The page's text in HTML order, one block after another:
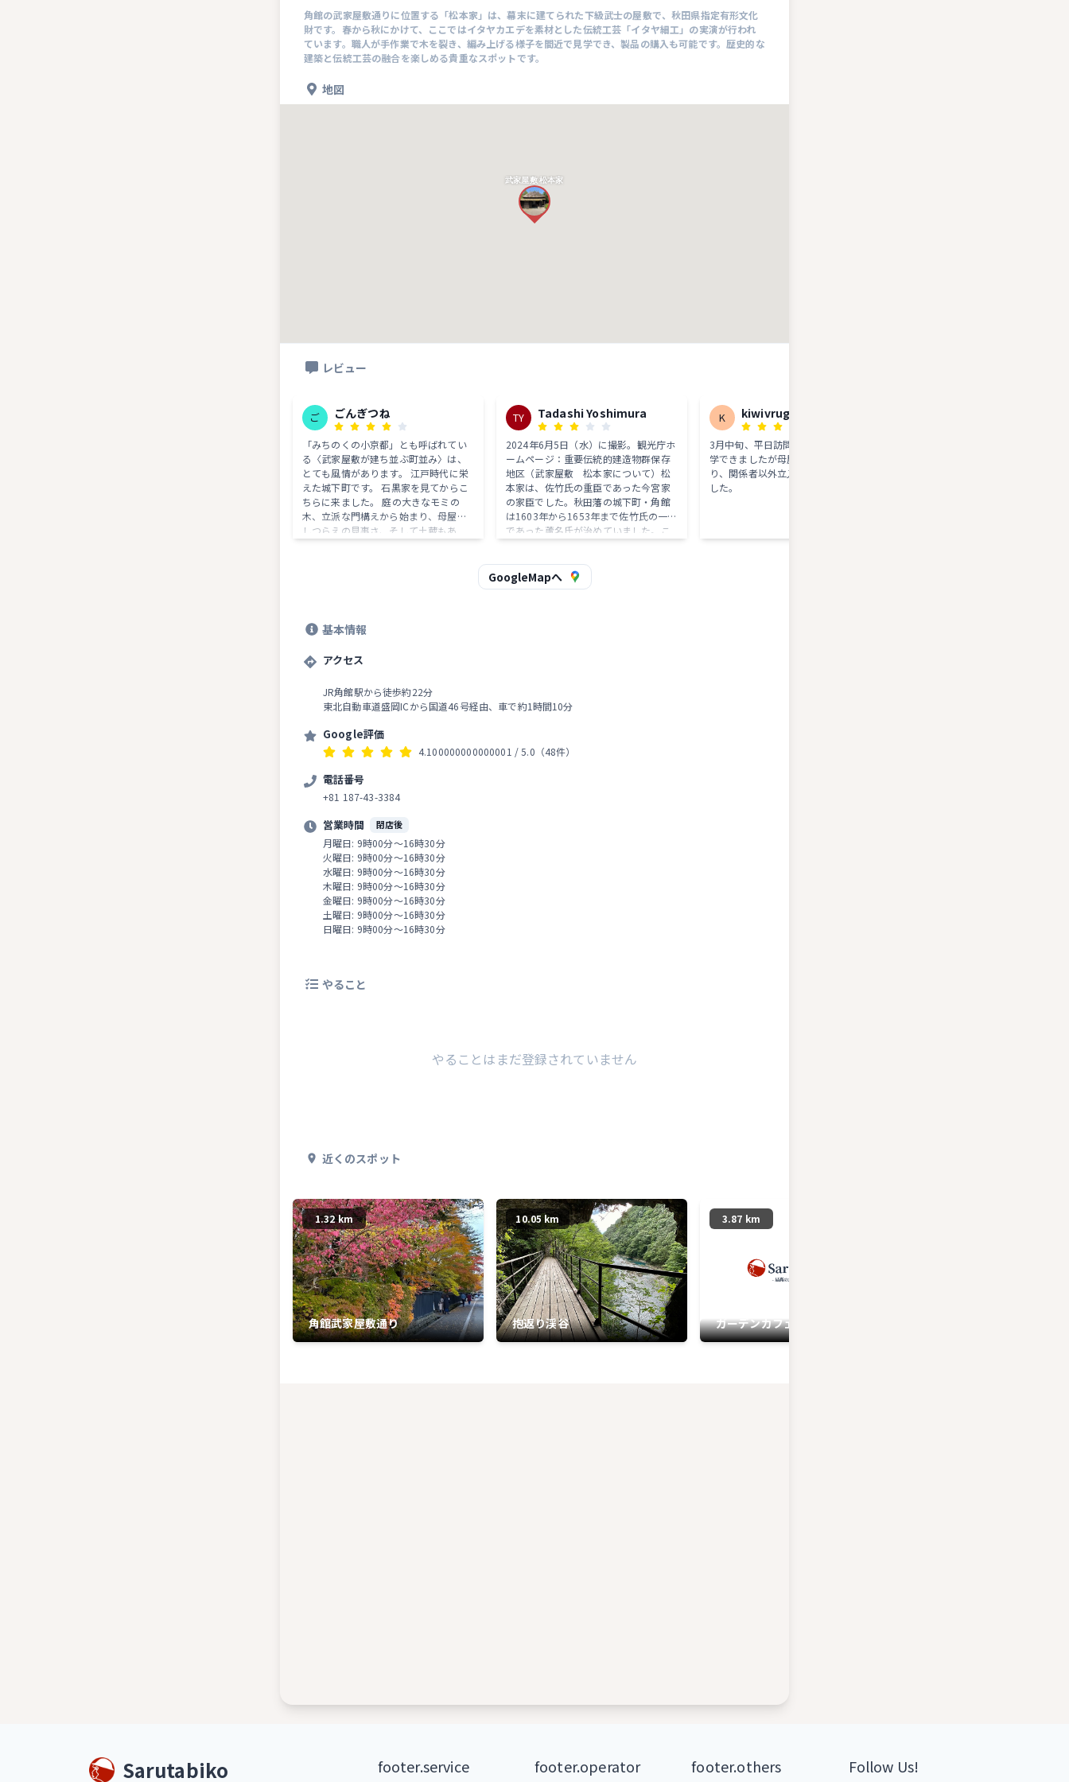
角館の武家屋敷通りに位置する「松本家」は、幕末に建てられた下級武士の屋敷で、秋田県指定有形文化
財です。春から秋にかけて、ここではイタヤカエデを素材とした伝統工芸「イタヤ細工」の実演が行われ
ています。職人が手作業で木を裂き、編み上げる様子を間近で見学でき、製品の購入も可能です。歴史的な
建築と伝統工芸の融合を楽しめる貴重なスポットです。
地図
武家屋敷 松本家
レビュー
ご ごんぎつね
「みちのくの小京都」とも呼ばれてい
る〈武家屋敷が建ち並ぶ町並み〉は、
とても風情があります。 江戸時代に栄
えた城下町です。 石黒家を見てからこ
ちらに来ました。 庭の大きなモミの
木、立派な門構えから始まり、母屋の
しつらえの見事さ、そして土蔵もあ
が演じた役と闘った侍の住居として撮
垣で囲んだ簡素な造り。 屋根は茅葺き
き屋根』になっています。 石が置いて
あるのは風で飛ばされないようにする
ても風情がありました。 上級武士のお
屋敷と違った、簡素な造りの「松本
家」を見ていたら、≪わび・さび≫と
いう言葉が頭に浮かびました。 ちなみ
に 松本家は家には入れません。
TY Tadashi Yoshimura
2024年6月5日（水）に撮影。観光庁ホ
ームページ：重要伝統的建造物群保存
地区（武家屋敷 松本家について）松
本家は、佐竹氏の重臣であった今宮家
の家臣でした。秋田藩の城下町・角館
は1603年から1653年まで佐竹氏の一門
であった蘆名氏が治めていました。こ
た場所にある、角館の南側の田町とい
う地域で暮らしていました。1653年に
がついています。この屋敷は江戸時代
ます。この武家屋敷は保存状態が良好
なため、時代劇のセットとして使われ
K kiwivrug
3月中旬、平日訪問。この日は、庭は見
学できましたが母屋の入口は鍵がかか
り、関係者以外立入禁止となっていま
した。
GoogleMapへ
基本情報
アクセス
JR角館駅から徒歩約22分
東北自動車道盛岡ICから国道46号経由、車で約1時間10分
Google評価
4.100000000000001 / 5.0 （48件）
電話番号
+81 187-43-3384
営業時間 閉店後
月曜日: 9時00分～16時30分
火曜日: 9時00分～16時30分
水曜日: 9時00分～16時30分
木曜日: 9時00分～16時30分
金曜日: 9時00分～16時30分
土曜日: 9時00分～16時30分
日曜日: 9時00分～16時30分
やること
やることはまだ登録されていません
近くのスポット
1.32 km
角館武家屋敷通り
10.05 km
抱返り渓谷
3.87 km
ガーデンカフェ・デリカテッセ
ン kimoto
Sarutabiko footer.service footer.operator footer.others Follow Us!